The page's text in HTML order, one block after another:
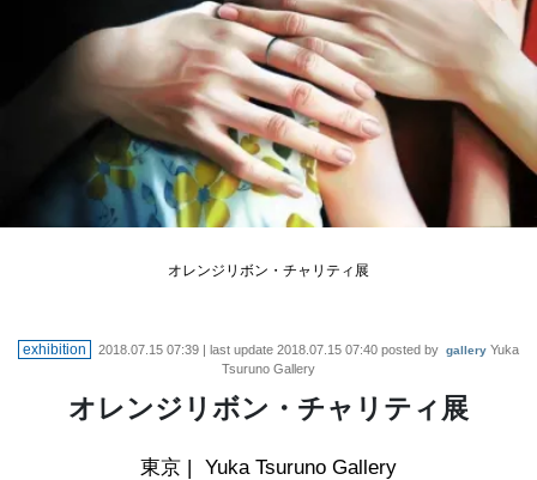
オレンジリボン・チャリティ展
exhibition 2018.07.15 07:39 | last update 2018.07.15 07:40 posted by gallery Yuka
Tsuruno Gallery
オレンジリボン・チャリティ展
東京 | Yuka Tsuruno Gallery